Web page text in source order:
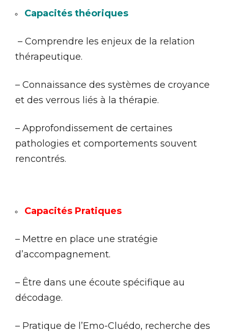
Capacités théoriques
– Comprendre les enjeux de la relation
thérapeutique.
– Connaissance des systèmes de croyance
et des verrous liés à la thérapie.
– Approfondissement de certaines
pathologies et comportements souvent
rencontrés.
Capacités Pratiques
– Mettre en place une stratégie
d’accompagnement.
– Être dans une écoute spécifique au
décodage.
– Pratique de l’Emo-Cluédo, recherche des